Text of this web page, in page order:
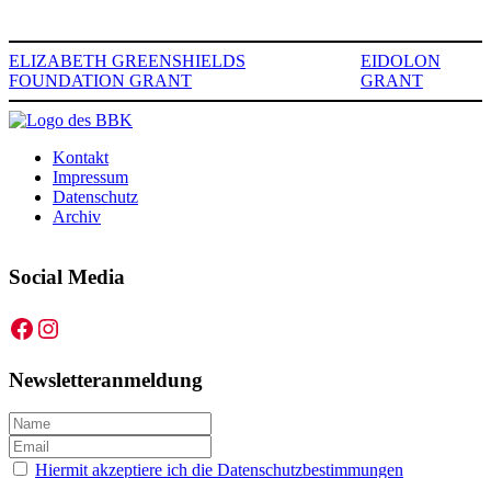
ELIZABETH GREENSHIELDS
FOUNDATION GRANT
EIDOLON
GRANT
Kontakt
Impressum
Datenschutz
Archiv
Social Media
Facebook
Instagram
Newsletteranmeldung
Hiermit akzeptiere ich die Datenschutzbestimmungen